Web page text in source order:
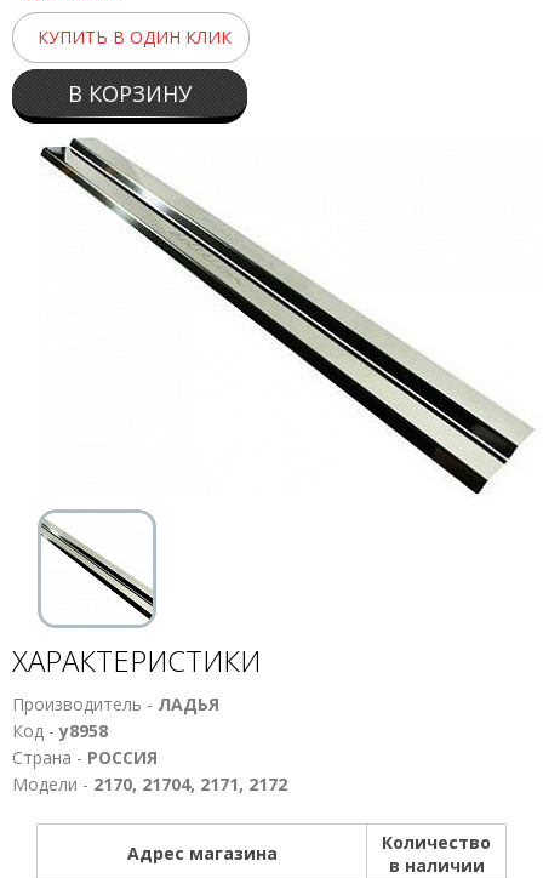
КУПИТЬ В ОДИН КЛИК
В КОРЗИНУ
ХАРАКТЕРИСТИКИ
Производитель - ЛАДЬЯ
Код -у8958
Страна - РОССИЯ
Модели - 2170, 21704, 2171, 2172
Адрес магазина
Количество
в наличии